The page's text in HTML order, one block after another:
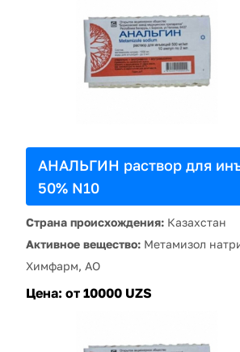
АНАЛЬГИН раствор для
50% N10
Страна происхождения: Казахстан
Активное вещество: Метамизол
Химфарм, АО
Цена: от 10000 UZS